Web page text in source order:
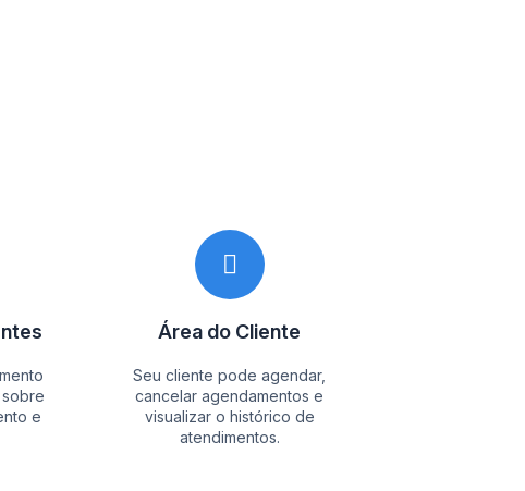
e
Área do Cliente
Seu cliente pode agendar,
cancelar agendamentos e
visualizar o histórico de
atendimentos.